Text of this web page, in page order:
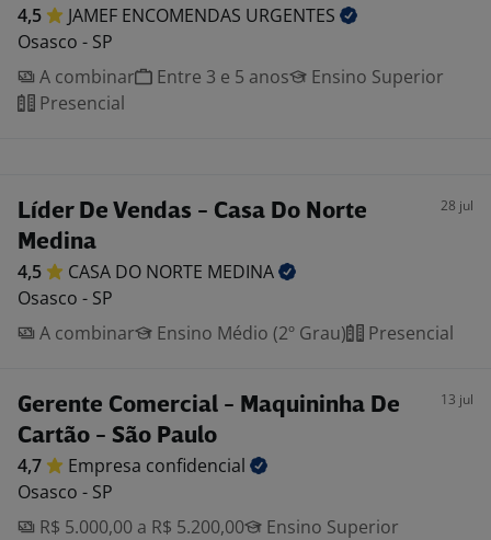
4,5 JAMEF ENCOMENDAS URGENTES
Osasco - SP
A combinar
Entre 3 e 5 anos
Ensino Superior
Presencial
Líder De Vendas - Casa Do Norte
Medina
28 jul
4,5 CASA DO NORTE MEDINA
Osasco - SP
A combinar
Ensino Médio (2º Grau) Presencial
Gerente Comercial - Maquininha De
Cartão - São Paulo
13 jul
4,7 Empresa confidencial
Osasco - SP
R$ 5.000,00 a R$ 5.200,00
Ensino Superior